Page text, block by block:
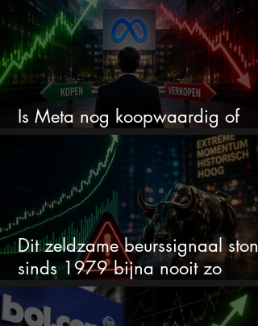
Is Meta nog koopwaardig of
wordt het tijd om te verkopen?
Dit zeldzame beurssignaal stond
sinds 1979 bijna nooit zo
extreem